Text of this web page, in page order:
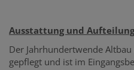
Ausstattung und
Der Jahrhundertwende
gepflegt und ist im